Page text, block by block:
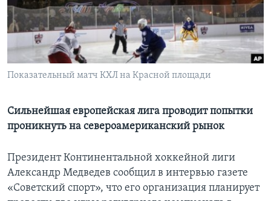
Learning English
СОЦИАЛЬНЫЕ СЕТИ
Языки
Показательный матч КХЛ на Красной площади
Сильнейшая европейская лига проводит попытки
проникнуть на североамериканский рынок
Президент Континентальной хоккейной лиги
Александр Медведев сообщил в интервью газете
«Советский спорт», что его организация планирует